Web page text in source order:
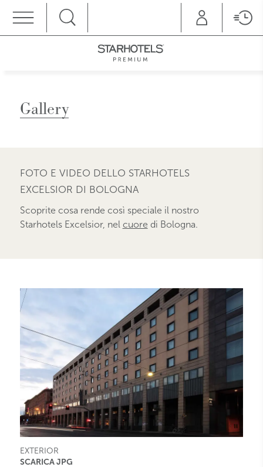
Gallery
FOTO E VIDEO DELLO STARHOTELS
EXCELSIOR DI BOLOGNA
Scoprite cosa rende così speciale il nostro
Starhotels Excelsior, nel cuore di Bologna.
EXTERIOR
SCARICA JPG